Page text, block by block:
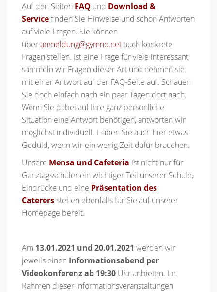
Auf den Seiten FAQ und Download &
Servicefinden Sie Hinweise und schon Antworten
auf viele Fragen. Sie können
überanmeldung@gymno.netauch konkrete
Fragen stellen. Ist eine Frage für viele interessant,
sammeln wir Fragen dieser Art und nehmen sie
mit einer Antwort auf der FAQ-Seite auf. Schauen
Sie doch einfach nach ein paar Tagen dort nach.
Wenn Sie dabei auf Ihre ganz persönliche
Situation eine Antwort benötigen, antworten wir
möglichst individuell. Haben Sie auch hier etwas
Geduld, wenn wir ein wenig Zeit dafür brauchen.
Unsere Mensa und Cafeteria ist nicht nur für
Ganztagsschüler ein wichtiger Teil unserer Schule,
Eindrücke und eine Präsentation des
Caterersstehen ebenfalls für Sie auf unserer
Homepage bereit.
Am 13.01.2021 und 20.01.2021 werden wir
jeweils einen Informationsabend per
Videokonferenz ab 19:30 Uhr anbieten. Im
Rahmen dieser Informationsveranstaltungen